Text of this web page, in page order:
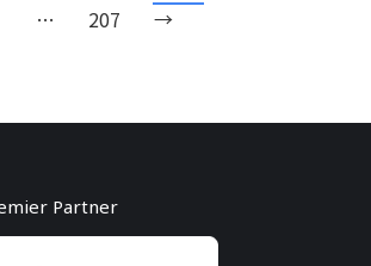
…
207 →
Partner